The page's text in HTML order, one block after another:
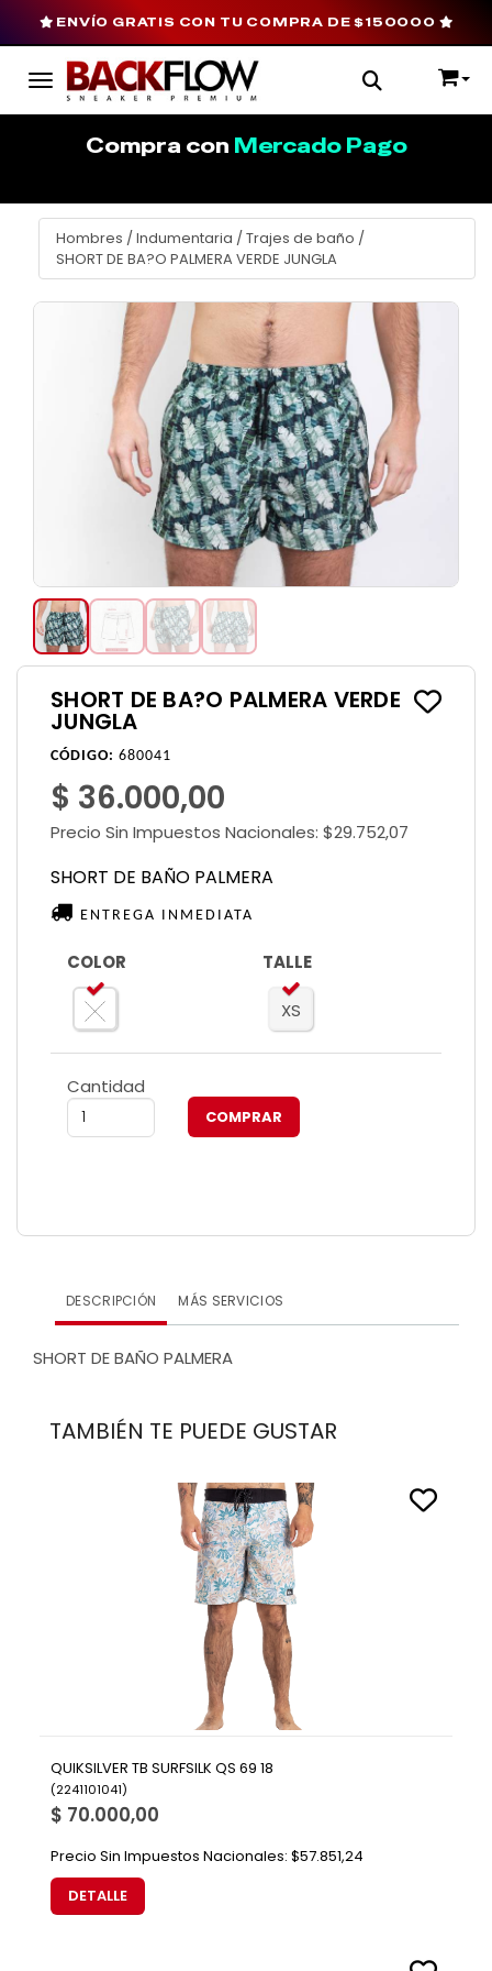
Toggle navigation
ENVÍO GRATIS CON TU COMPRA DE $150000
Compra con Mercado Pago
Hombres / Indumentaria / Trajes de baño /
SHORT DE BA?O PALMERA VERDE JUNGLA
SHORT DE BA?O PALMERA VERDE
JUNGLA
CÓDIGO: 680041
$ 36.000,00
Precio Sin Impuestos Nacionales: $29.752,07
SHORT DE BAÑO PALMERA
ENTREGA INMEDIATA
COLOR TALLE
XS
Cantidad
DESCRIPCIÓN MÁS SERVICIOS
SHORT DE BAÑO PALMERA
TAMBIÉN TE PUEDE GUSTAR
QUIKSILVER TB SURFSILK QS 69 18
(2241101041)
$ 70.000,00
Precio Sin Impuestos Nacionales: $57.851,24
DETALLE